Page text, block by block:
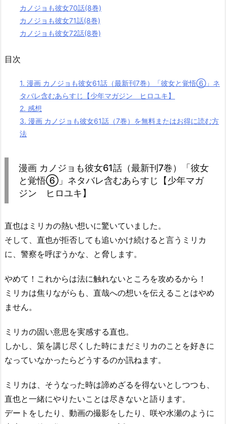
カノジョも彼女70話(8巻)
カノジョも彼女71話(8巻)
カノジョも彼女72話(8巻)
目次
1. 漫画 カノジョも彼女61話（最新刊7巻）「彼女と覚悟⑥」ネ
タバレ含むあらすじ【少年マガジン ヒロユキ】
2. 感想
3. 漫画 カノジョも彼女61話（7巻）を無料またはお得に読む方
法
漫画 カノジョも彼女61話（最新刊7巻）「彼女
と覚悟⑥ 」ネタバレ含むあらすじ【少年マガ
ジン ヒロユキ】
直也はミリカの熱い想いに驚いていました。
そして、直也が拒否しても追いかけ続けると言うミリカ
に、警察を呼ぼうかな、と脅します。
やめて！これからは法に触れないところを攻めるから！
ミリカは焦りながらも、直哉への想いを伝えることはやめ
ません。
ミリカの固い意思を実感する直也。
しかし、策を講じ尽くした時にまだミリカのことを好きに
なっていなかったらどうするのか訊ねます。
ミリカは、そうなった時は諦めざるを得ないとしつつも、
直也と一緒にやりたいことは尽きないと語ります。
デートをしたり、動画の撮影をしたり、咲や水瀬のように